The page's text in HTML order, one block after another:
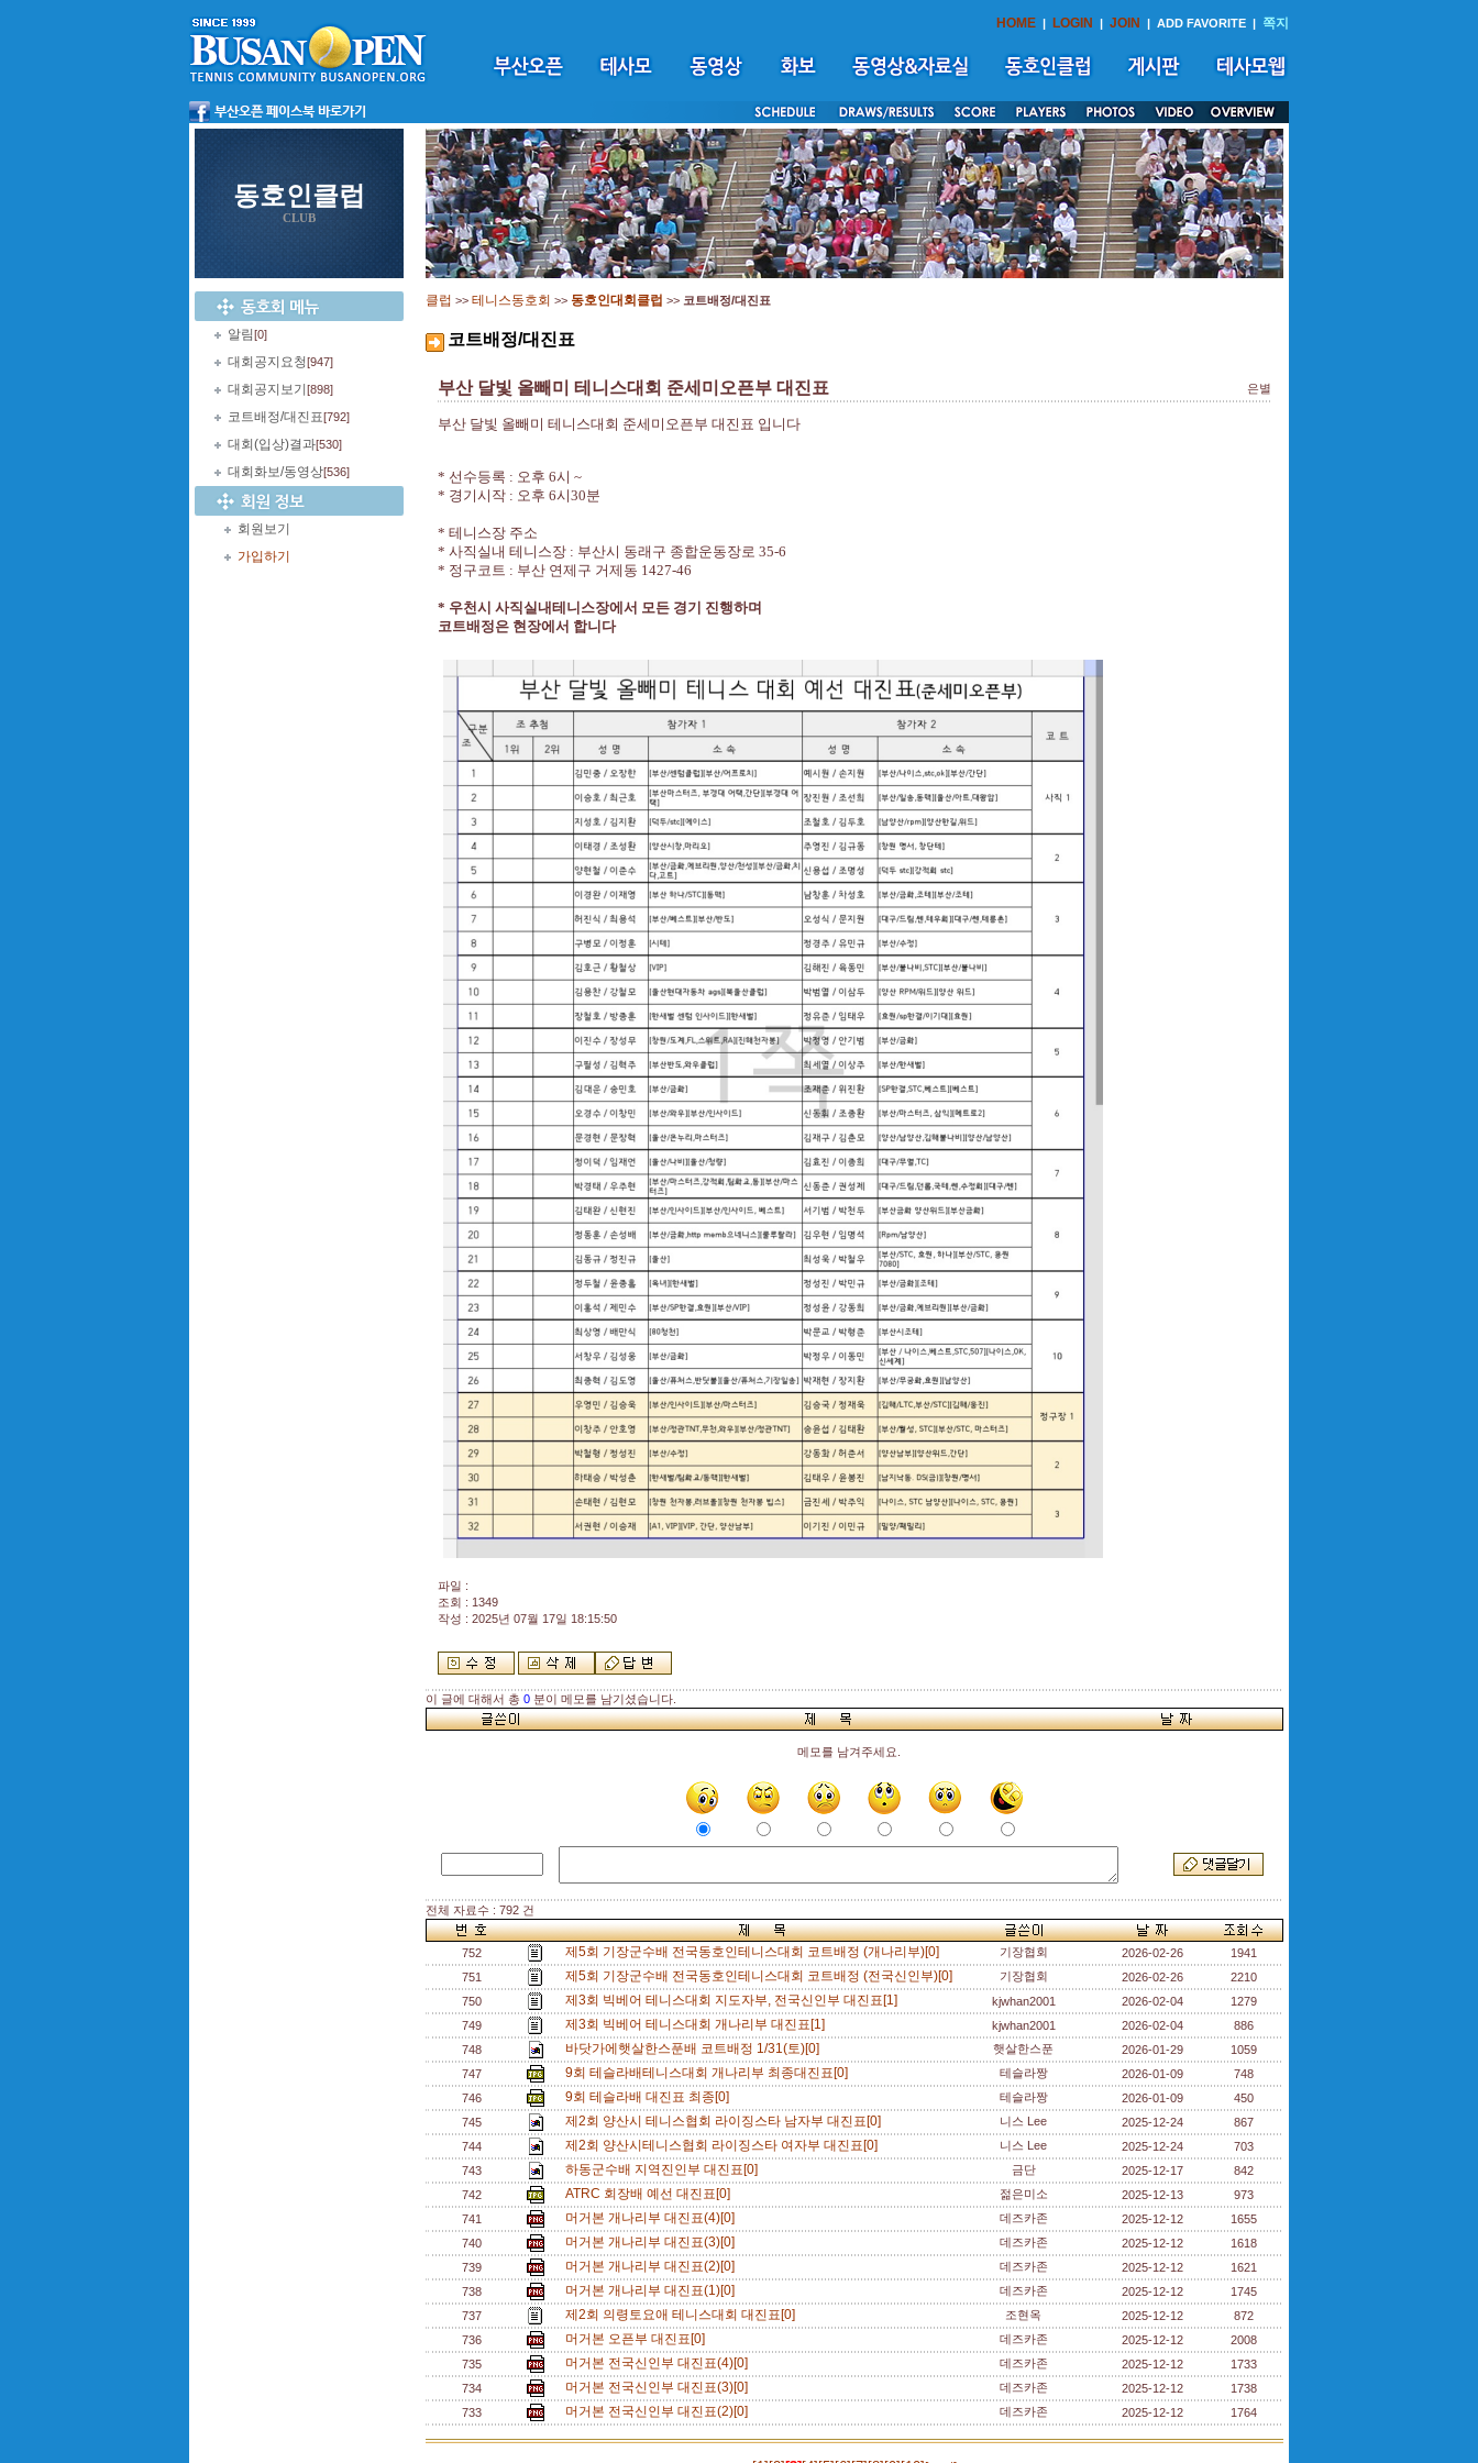
HOME | LOGIN | JOIN | ADD FAVORITE | 쪽지
동호인클럽
CLUB
알림[0]
대회공지요청[947]
대회공지보기 [898]
코트배정/대진표[792]
대회(입상)결과[530]
대회화보/동영상[536]
회원보기
가입하기
클럽 >> 테니스동호회 >> 동호인대회클럽 >> 코트배정/대진표
코트배정/대진표
부산 달빛 올빼미 테니스대회 준세미오픈부 대진표 은별
부산 달빛 올빼미 테니스대회 준세미오픈부 대진표 입니다
* 선수등록 : 오후 6시 ~
* 경기시작 : 오후 6시30분
* 테니스장 주소
* 사직실내 테니스장 : 부산시 동래구 종합운동장로 35-6
* 정구코트 : 부산 연제구 거제동 1427-46
* 우천시 사직실내테니스장에서 모든 경기 진행하며
코트배정은 현장에서 합니다
파일 :
조회 : 1349
작성 : 2025년 07월 17일 18:15:50
이 글에 대해서 총 0 분이 메모를 남기셨습니다.
메모를 남겨주세요.
전체 자료수 : 792 건
752 제5회 기장군수배 전국동호인테니스대회 코트배정 (개나리부)[0] 기장협회 2026-02-26
1941
751
제5회 기장군수배 전국동호인테니스대회 코트배정 (전국신인부)[0] 기장협회 2026-02-26
2210
750
제3회 빅베어 테니스대회 지도자부, 전국신인부 대진표[1] kjwhan2001 2026-02-04
1279
749
제3회 빅베어 테니스대회 개나리부 대진표[1] kjwhan2001 2026-02-04
886
748
바닷가에햇살한스푼배 코트배정 1/31(토)[0] 햇살한스푼 2026-01-29
1059
747
9회 테슬라배테니스대회 개나리부 최종대진표[0] 테슬라짱 2026-01-09
748
746
9회 테슬라배 대진표 최종[0] 테슬라짱 2026-01-09
450
745
제2회 양산시 테니스협회 라이징스타 남자부 대진표[0] 니스 Lee 2025-12-24
867
744
제2회 양산시테니스협회 라이징스타 여자부 대진표[0] 니스 Lee 2025-12-24
703
743
하동군수배 지역진인부 대진표[0] 금단 2025-12-17
842
742
ATRC 회장배 예선 대진표[0] 젊은미소 2025-12-13
973
741
머거본 개나리부 대진표(4)[0] 데즈카존 2025-12-12
1655
740
머거본 개나리부 대진표(3)[0] 데즈카존 2025-12-12
1618
739
머거본 개나리부 대진표(2)[0] 데즈카존 2025-12-12
1621
738
머거본 개나리부 대진표(1)[0] 데즈카존 2025-12-12
1745
737
제2회 의령토요애 테니스대회 대진표[0] 조현옥 2025-12-12
872
736
머거본 오픈부 대진표[0] 데즈카존 2025-12-12
2008
735
머거본 전국신인부 대진표(4)[0] 데즈카존 2025-12-12
1733
734
머거본 전국신인부 대진표(3)[0] 데즈카존 2025-12-12
1738
733
머거본 전국신인부 대진표(2)[0] 데즈카존 2025-12-12 1764